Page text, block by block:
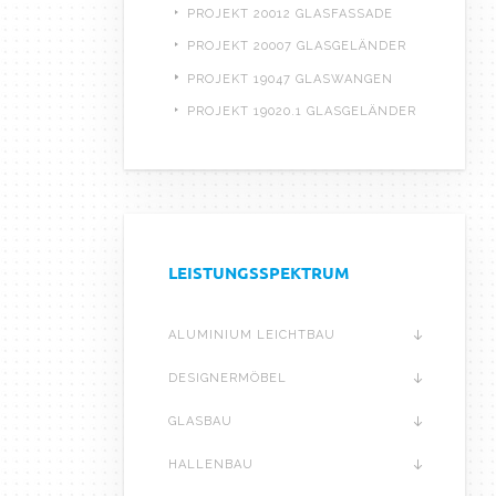
PROJEKT 20012 GLASFASSADE
PROJEKT 20007 GLASGELÄNDER
PROJEKT 19047 GLASWANGEN
PROJEKT 19020.1 GLASGELÄNDER
LEISTUNGSSPEKTRUM
ALUMINIUM LEICHTBAU
DESIGNERMÖBEL
GLASBAU
HALLENBAU